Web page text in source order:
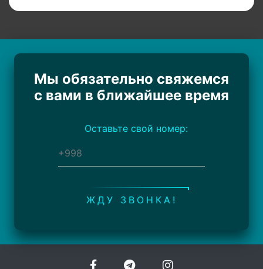
Мы обязательно свяжемся
с вами в ближайшее время
Оставьте свой номер:
ЖДУ ЗВОНКА!